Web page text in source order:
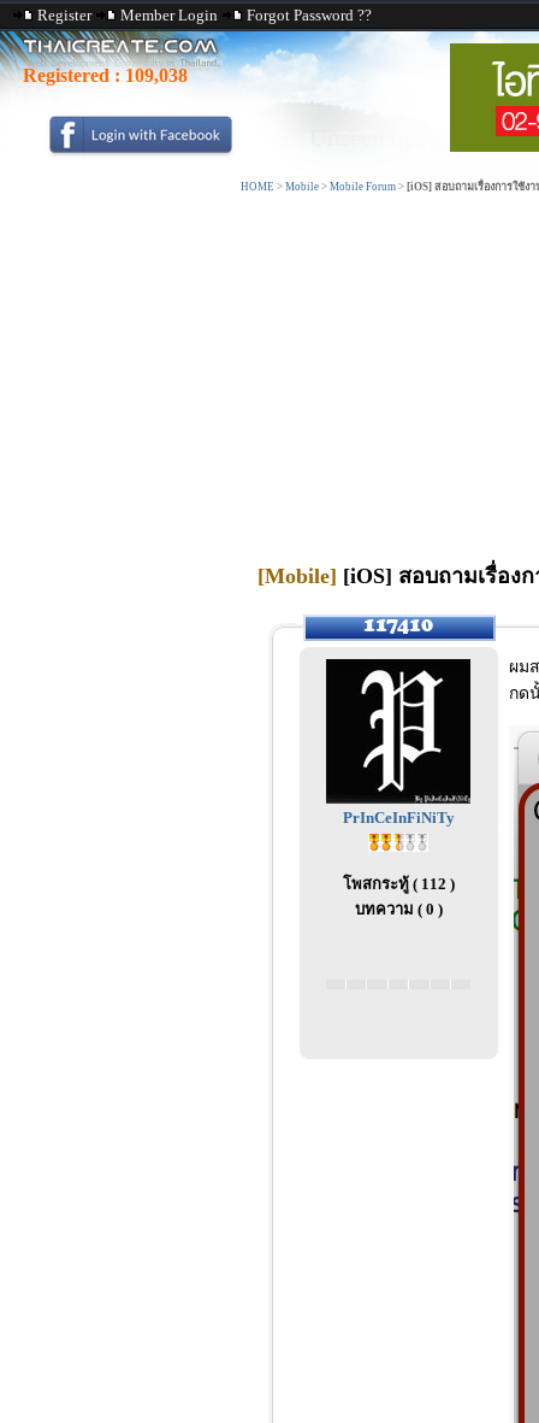
Register Member Login Forgot Password ??
Registered : 109,038
HOME > Mobile > Mobile Forum > [iOS] สอบถามเรื่องการใช้ง
[Mobile] [iOS] สอบถามเรื่อง
PrInCeInFiNiTy
โพสกระทู้ ( 112 )
บทความ ( 0 )
ผม
กด